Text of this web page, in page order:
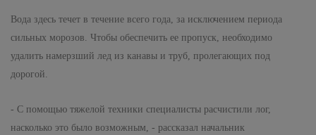
Вода здесь течет в течение всего года, за исключением периода
сильных морозов. Чтобы обеспечить ее пропуск, необходимо
удалить намерзший лед из канавы и труб, пролегающих под
дорогой.
- С помощью тяжелой техники специалисты расчистили лог,
насколько это было возможным, - рассказал начальник